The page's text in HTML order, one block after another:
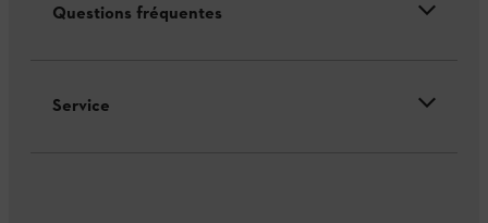
Questions fréquentes
Service